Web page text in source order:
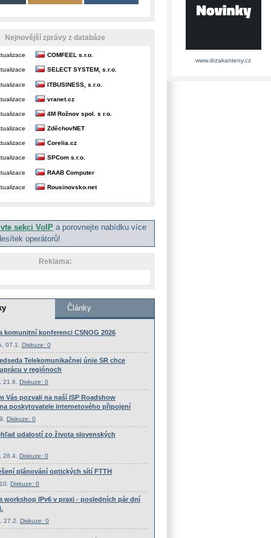
Nejnovější zprávy z databáze
COMFEEL s.r.o.
SELECT SYSTEM, s.r.o.
ITBUSINESS, s.r.o.
vranet.cz
4M Rožnov spol. s r.o.
ZděchovNET
Corelia.cz
SPCom s.r.o.
RAAB Computer
Rousinovsko.net
sekci VoIP a porovnejte nabídku více
operátorů!
Reklama:
www.drzakanteny.cz